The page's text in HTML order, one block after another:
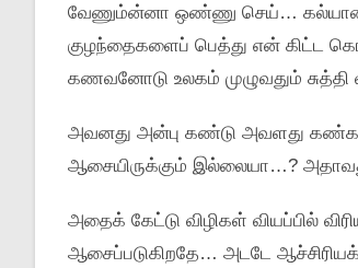
வேணும்ன்னா ஒண்ணு செய்‌…
குழந்தைகளைப்‌ பெத்து என்‌ கிட்ட
கணவனோடு உலகம்‌ முழுவதும்‌
அவனது அன்பு கண்டு அவளது கண்கள்‌
ஆசையிருக்கும்‌ இல்லையா…?
அதைக்‌ கேட்டு விழிகள்‌ வியப்பில்‌
ஆசைப்படுகிறதே… அடடே